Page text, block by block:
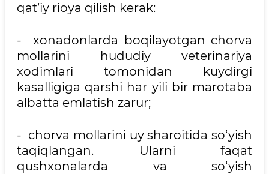
qat’iy rioya qilish kerak:
- xonadonlarda boqilayotgan chorva
mollarini hududiy veterinariya
xodimlari tomonidan kuydirgi
kasalligiga qarshi har yili bir marotaba
albatta emlatish zarur;
- chorva mollarini uy sharoitida so‘yish
taqiqlangan. Ularni faqat
qushxonalarda va so‘yish